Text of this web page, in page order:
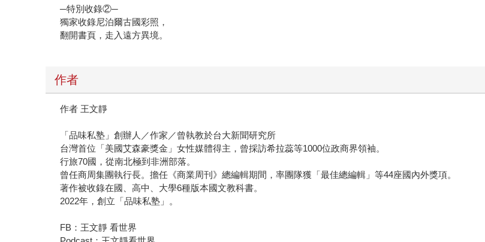
─特別收錄②─
獨家收錄尼泊爾古國彩照，
翻開書頁，走入遠方異境。
作者
作者 王文靜
「品味私塾」創辦人／作家／曾執教於台大新聞研究所
台灣首位「美國艾森豪獎金」女性媒體得主，曾採訪希拉蕊等1000位政商界領袖。
行旅70國，從南北極到非洲部落。
曾任商周集團執行長。擔任《商業周刊》總編輯期間，率團隊獲「最佳總編輯」等44座國內外獎項。
著作被收錄在國、高中、大學6種版本國文教科書。
2022年，創立「品味私塾」。
FB：王文靜 看世界